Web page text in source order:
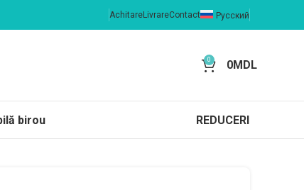
AchitareLivrareContact Русский
0 0MDL
birou REDUCERI